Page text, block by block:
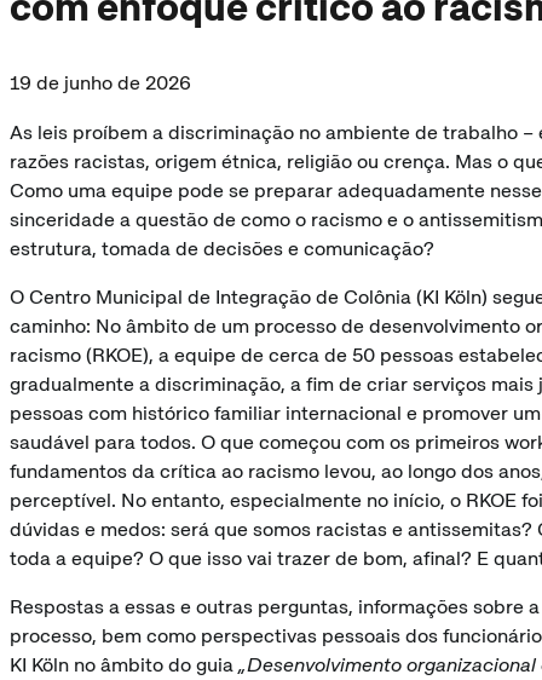
19 de junho de 2026
As leis proíbem a discriminação no ambiente de trabalho
razões racistas, origem étnica, religião ou crença. Mas o
Como uma equipe pode se preparar adequadamente
sinceridade a questão de como o racismo e o
estrutura, tomada de decisões e comunicação?
O Centro Municipal de Integração de Colônia (KI Köln)
caminho: No âmbito de um processo de desenvolvimento
racismo (RKOE), a equipe de cerca de 50 pessoas
gradualmente a discriminação, a fim de criar serviços mais
pessoas com histórico familiar internacional e promover
saudável para todos. O que começou com os primeiros
fundamentos da crítica ao racismo levou, ao longo dos
perceptível. No entanto, especialmente no início, o RKOE
dúvidas e medos: será que somos racistas e antissemitas?
toda a equipe? O que isso vai trazer de bom, afinal? E
Respostas a essas e outras perguntas, informações sobre
processo, bem como perspectivas pessoais dos
KI Köln no âmbito do guia„Desenvolvimento